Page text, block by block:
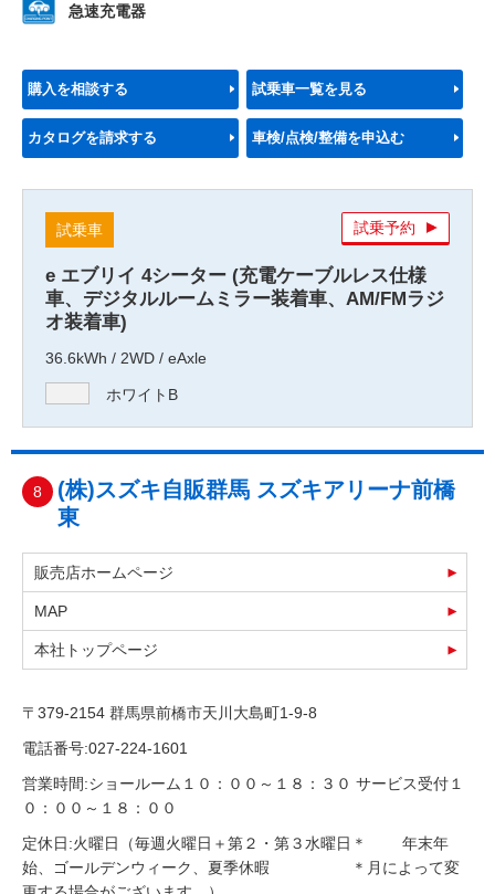
急速充電器
購入を相談する 試乗車一覧を見る
カタログを請求する 車検/点検/整備を申込む
試乗車
e エブリイ 4シーター (充電ケーブルレス仕様
車、デジタルルームミラー装着車、AM/FMラジ
オ装着車)
36.6kWh / 2WD / eAxle
ホワイトB
試乗予約
8
(株)スズキ自販群馬 スズキアリーナ前橋
東
販売店ホームページ
MAP
本社トップページ
〒379-2154 群馬県前橋市天川大島町1-9-8
電話番号:027-224-1601
営業時間:ショールーム１０：００～１８：３０ サービス受付１
０：００～１８：００
定休日:火曜日（毎週火曜日＋第２・第３水曜日＊ 年末年
始、ゴールデンウィーク、夏季休暇 ＊月によって変